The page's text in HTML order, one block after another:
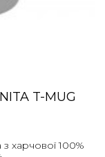
T-MUG
харчової 100%